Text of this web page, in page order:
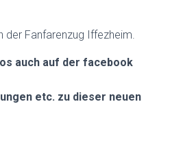
der Fanfarenzug Iffezheim.
auch auf der facebook
etc. zu dieser neuen